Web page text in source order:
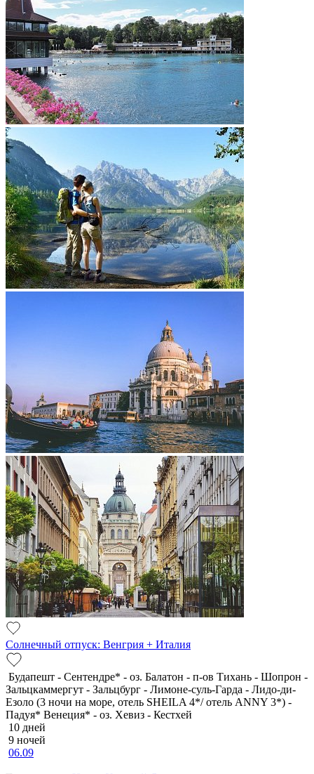
Солнечный отпуск: Венгрия + Италия
Будапешт - Сентендре* - оз. Балатон - п-ов Тихань - Шопрон -
Зальцкаммергут - Зальцбург - Лимоне-суль-Гарда - Лидо-ди-
Езоло (3 ночи на море, отель SHEILA 4*/ отель ANNY 3*) -
Падуя* Венеция* - оз. Хевиз - Кестхей
10 дней
9 ночей
06.09